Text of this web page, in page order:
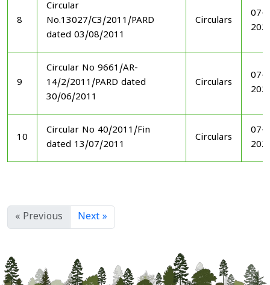
8
Circular
No.13027/C3/2011/PARD
dated 03/08/2011
Circulars
07-
9
Circular No 9661/AR-
14/2/2011/PARD dated
30/06/2011
Circulars
07-
10
Circular No 40/2011/Fin
dated 13/07/2011
Circulars
07-
« Previous Next »